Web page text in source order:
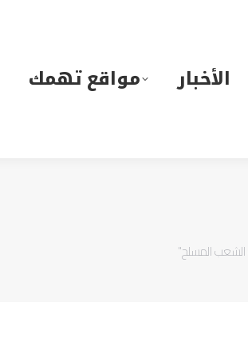
الأخبار مواقع تهمك